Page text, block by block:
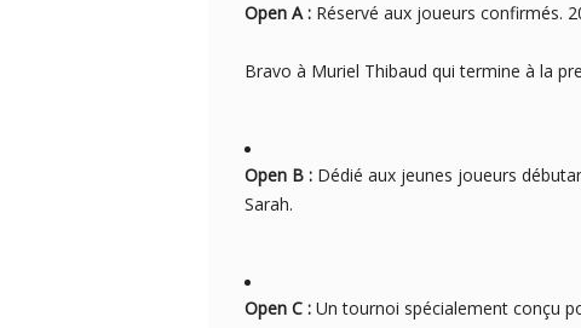
Open A : Réservé aux joueurs confirmés.
Bravo à Muriel Thibaud qui termine à la
Open B : Dédié aux jeunes joueurs
Sarah.
Open C : Un tournoi spécialement conçu